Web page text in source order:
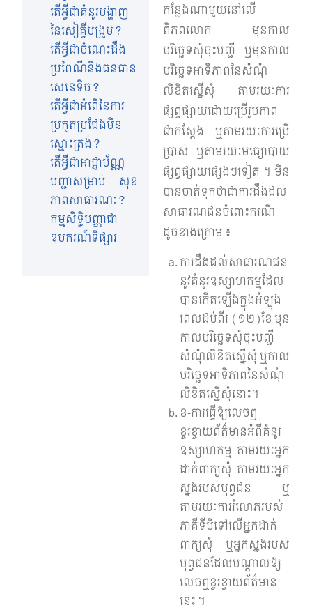
តើអ្វីជាគំនូរបង្ហាញ
នៃសៀគ្វីបង្រួម?
តើអ្វីជាចំណេះដឹង
ប្រពៃណី​និងធនធាន
សេនេទិច?
តើអ្វីជាអំពើនៃការ
ប្រកួតប្រជែងមិន
ស្មោះត្រង់?
តើអ្វីជាអាជ្ញាប័ណ្ណ
បញ្ជាសម្រាប់ សុខ
ភាពសាធារណៈ?
កម្មសិទ្ធិបញ្ញាជា
ឧបករណ៍ទីផ្សារ
កន្លែងណាមួយនៅលើ
ពិភពលោក មុនកាល
បរិច្ឆេទសុំចុះបញ្ជី ឬមុនកាល
បរិច្ឆេទអាទិភាពនៃសំណុំ
លិខិតស្នើសុំ តាមរយៈការ
ផ្សព្វផ្សាយដោយប្រើរូបភាព
ជាក់ស្តែង ឬតាមរយៈការប្រើ
ប្រាស់ ឬតាមរយៈមធ្យោបាយ
ផ្សព្វផ្សាយផ្សេងៗទៀត ។ មិន
បានចាត់ទុកថាជាការដឹងដល់
សាធារណជនចំពោះករណី
ដូចខាងក្រោម ៖
ការដឹងដល់សាធារណជន
នូវគំនូរឧស្សាហកម្មដែល
បានកើតឡើងក្នុងអំឡុង
ពេលដប់ពីរ (១២)ខែ មុន
កាលបរិច្ឆេទសុំចុះបញ្ជី
សំណុំលិខិតស្នើសុំ ឬកាល
បរិច្ឆេទអាទិភាពនៃសំណុំ
លិខិតស្នើសុំនោះ។
ខ-ការធ្វើឱ្យលេចឮ
ខ្ចរខ្ចាយព័ត៌មានអំពីគំនូរ
ឧស្សាហកម្ម តាមរយៈអ្នក
ដាក់ពាក្យសុំ តាមរយៈអ្នក
ស្នងរបស់បុព្វជន ឬ
តាមរយៈការរំលោភរបស់
ភាគីទីបីទៅលើអ្នកដាក់
ពាក្យសុំ ឬអ្នកស្នងរបស់
បុព្វជនដែលបណ្តាលឱ្យ
លេចឮខ្ចរខ្ចាយព័ត៌មាន
នេះ ។